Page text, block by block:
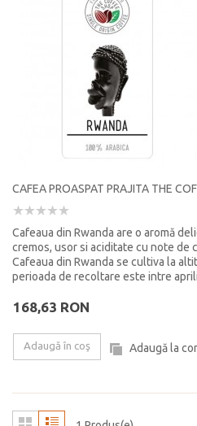
CAFEA PROASPAT PRAJITA THE
Cafeaua din Rwanda are o aromă
cremos, usor si aciditate cu note de
Cafeaua din Rwanda se cultiva la
perioada de recoltare este intre
168,63 RON
Adaugă în coş Adaugă la